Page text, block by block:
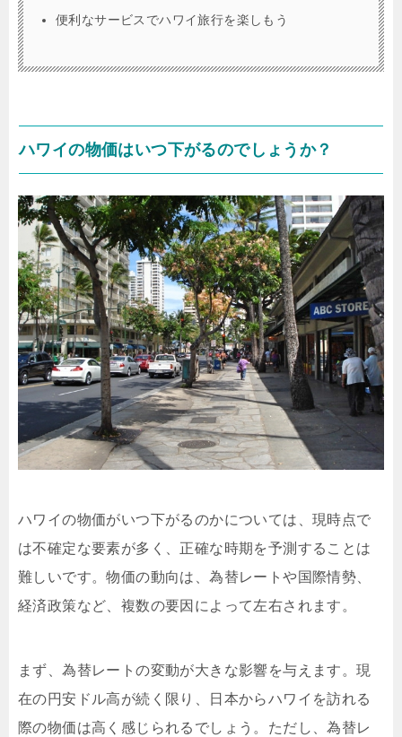
便利なサービスでハワイ旅行を楽しもう
ハワイの物価はいつ下がるのでしょうか？
ハワイの物価がいつ下がるのかについては、現時点で
は不確定な要素が多く、正確な時期を予測することは
難しいです。物価の動向は、為替レートや国際情勢、
経済政策など、複数の要因によって左右されます。
まず、為替レートの変動が大きな影響を与えます。現
在の円安ドル高が続く限り、日本からハワイを訪れる
際の物価は高く感じられるでしょう。ただし、為替レ